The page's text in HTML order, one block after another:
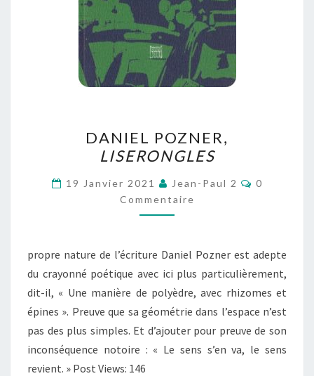
POZNER,
LISERONGLES
DANIEL POZNER,
LISERONGLES
19 Janvier 2021 Jean-Paul 2
0
Commentaire
propre nature de l’écriture Daniel Pozner est adepte
du crayonné poétique avec ici plus particulièrement,
dit-il, « Une manière de polyèdre, avec rhizomes et
épines ». Preuve que sa géométrie dans l’espace n’est
pas des plus simples. Et d’ajouter pour preuve de son
inconséquence notoire : « Le sens s’en va, le sens
revient. » Post Views: 146